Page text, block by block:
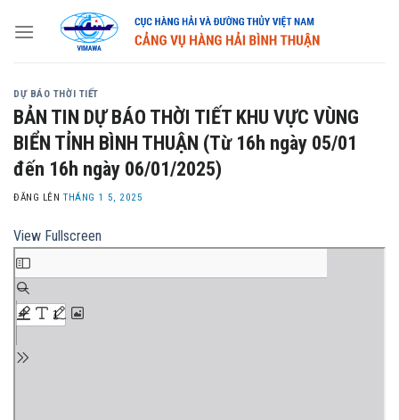
DỰ BÁO THỜI TIẾT
BẢN TIN DỰ BÁO THỜI TIẾT KHU VỰC VÙNG
BIỂN TỈNH BÌNH THUẬN (Từ 16h ngày 05/01
đến 16h ngày 06/01/2025)
ĐĂNG LÊNTHÁNG 1 5, 2025
View Fullscreen